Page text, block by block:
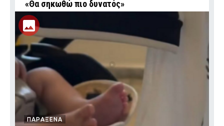
«Θα σηκωθώ πιο δυνατός»
ΠΑΡΑΞΕΝΑ